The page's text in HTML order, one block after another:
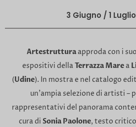
3 Giugno / 1
Artestrutturaapproda con i
espositivi dellaTerrazza Marea
(Udine). In mostra e nel catalogo
un’ampia selezione di artisti –
rappresentativi del panorama
cura di Sonia Paolone, testo